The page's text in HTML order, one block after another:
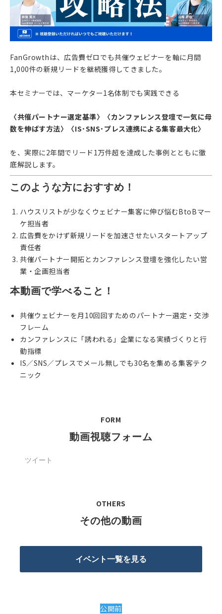
FanGrowthは、広告費ゼロでも共催ウェビナーを軸に月間
1,000件の新規リードを継続獲得してきました。
本セミナーでは、マーケター1名体制でも実践できる
〈共催パートナー選定基準〉〈カンファレンス登壇で一気に母
数を伸ばす方法〉〈IS･SNS･プレス連携による集客最大化〉
を、実際に2年間でリード1万件超を達成した事例とともに徹
底解説します。
このような方におすすめ！
ハウスリストが少なくウェビナー集客に伸び悩むBtoBマー
ケ担当者
広告費をかけず新規リードを加速させたいスタートアップ
責任者
共催パートナー開拓とカンファレンス登壇を強化したい営
業・企画担当者
本動画で学べること！
共催ウェビナーを月10回回すためのパートナー選定・交渉
フレーム
カンファレンスに「誘われる」企業になる実績づくりと行
動指標
IS／SNS／プレスでメール無しでも30名を集める集客テク
ニック
FORM
動画視聴フォーム
ツイート
OTHERS
その他の動画
イベント一覧を見る
公開前